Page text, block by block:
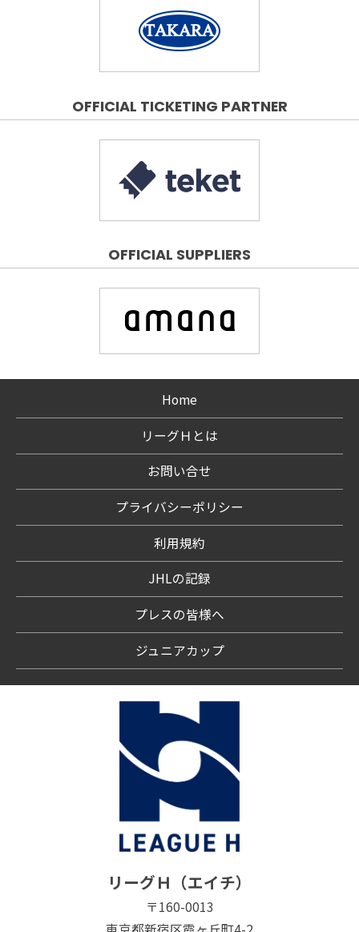
OFFICIAL TICKETING PARTNER
OFFICIAL SUPPLIERS
Home
リーグＨとは
お問い合せ
プライバシーポリシー
利用規約
JHLの記録
プレスの皆様へ
ジュニアカップ
リーグＨ（エイチ）
〒160-0013